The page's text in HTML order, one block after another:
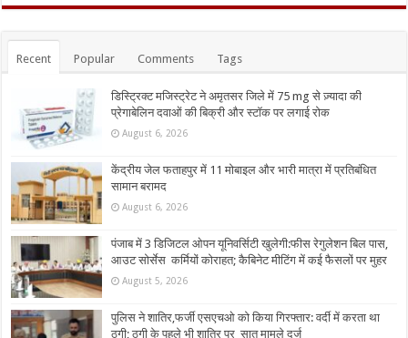
Recent Popular Comments Tags
डिस्ट्रिक्ट मजिस्ट्रेट ने अमृतसर जिले में 75 mg से ज़्यादा की
प्रेगाबेलिन दवाओं की बिक्री और स्टॉक पर लगाई रोक
August 6, 2026
केंद्रीय जेल फताहपुर में 11 मोबाइल और भारी मात्रा में प्रतिबंधित
सामान बरामद
August 6, 2026
पंजाब में 3 डिजिटल ओपन यूनिवर्सिटी खुलेगी:फीस रेगुलेशन बिल पास,
आउट सोर्सेस कर्मियों कोराहत; कैबिनेट मीटिंग में कई फैसलों पर मुहर
August 5, 2026
पुलिस ने शातिर,फर्जी एसएचओ को किया गिरफ्तार: वर्दी में करता था
ठगी; ठगी के पहले भी शातिर पर सात मामले दर्ज